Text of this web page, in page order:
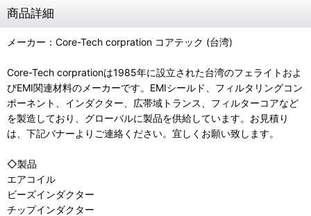
商品詳細
メーカー：Core-Tech corpration コアテック (台湾)
Core-Tech corprationは1985年に設立された台湾のフェライトおよ
びEMI関連材料のメーカーです。EMIシールド、フィルタリングコン
ポーネント、インダクター、広帯域トランス、フィルターコアなど
を製造しており、グローバルに製品を供給しています。お見積り
は、下記バナーよりご連絡ください。宜しくお願い致します。
◇製品
エアコイル
ビーズインダクター
チップインダクター